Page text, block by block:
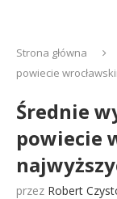
Strona główna
powiecie
Średnie
powiecie
przez Robert